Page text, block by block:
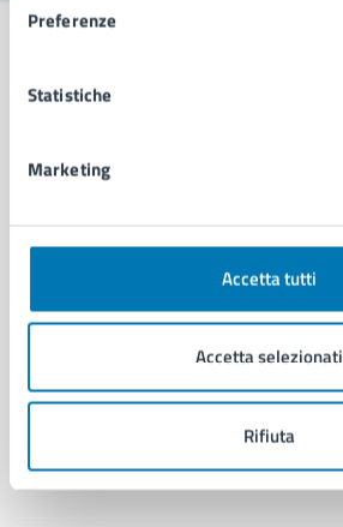
Preferenze
Statistiche
Marketing
Accetta tutti
Accetta selezionati
Rifiuta
Aree amministrative
Uffici
Politici
Intranet, posta aziendale e protocollo